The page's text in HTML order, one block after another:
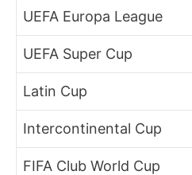
UEFA Europa League
UEFA Super Cup
Latin Cup
Intercontinental Cup
FIFA Club World Cup